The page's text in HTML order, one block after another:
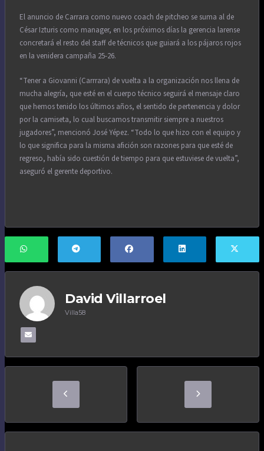
El anuncio de Carrara como nuevo coach de pitcheo se suma al de
César Izturis como manager, en los próximos días la gerencia larense
concretará el resto del staff de técnicos que guiará a los pájaros rojos
en la venidera campaña 25-26.
“Tener a Giovanni (Carrrara) de vuelta a la organización nos llena de
mucha alegría, que esté en el cuerpo técnico seguirá el mensaje claro
que hemos tenido los últimos años, el sentido de pertenencia y dolor
por la camiseta, lo cual buscamos transmitir siempre a nuestros
jugadores”, mencionó José Yépez. “Todo lo que hizo con el equipo y
lo que significa para la misma afición son razones para que esté de
regreso, había sido cuestión de tiempo para que estuviese de vuelta”,
aseguró el gerente deportivo.
David Villarroel
Villa58